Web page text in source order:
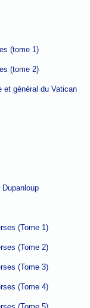
(tome 1)
(tome 2)
général du Vatican
(Tome 1)
(Tome 2)
(Tome 3)
(Tome 4)